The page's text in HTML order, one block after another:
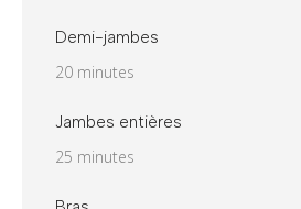
Demi-jambes
20 minutes
Jambes entières
25 minutes